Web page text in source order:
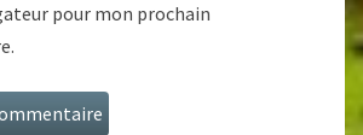
pour mon prochain